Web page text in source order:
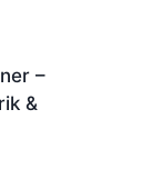
–
&